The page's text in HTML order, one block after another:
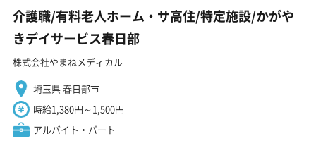
介護職/有料老人ホーム・サ高住/特定施設/かがや
きデイサービス春日部
株式会社やまねメディカル
埼玉県 春日部市
時給1,380円～1,500円
アルバイト・パート